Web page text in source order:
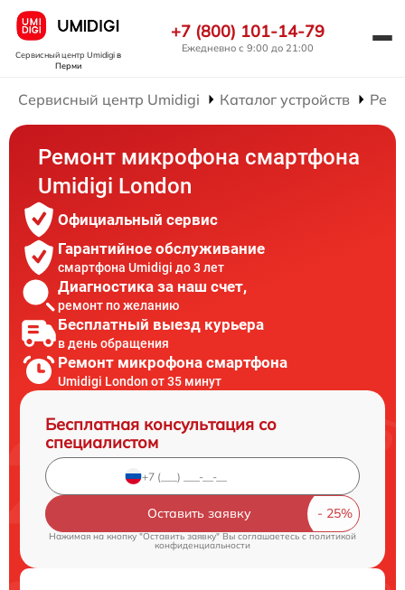
Сервисный центр Umidigiв
Перми
+7 (800) 101-14-79
Ежедневно с 9:00 до 21:00
Сервисный центр Umidigi Каталог устройств
Ремонт микрофона смартфона
Umidigi London
Официальный сервис
Гарантийное обслуживание
смартфона Umidigi до 3 лет
Диагностика за наш счет,
ремонт по желанию
Бесплатный выезд курьера
в день обращения
Ремонт микрофона смартфона
Umidigi London от 35 минут
Бесплатная консультация со
специалистом
Оставить заявку
Нажимая на кнопку "Оставить заявку" Вы соглашаетесь c политикой
конфиденциальности